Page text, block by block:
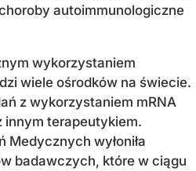
autoimmunologiczne
wykorzystaniem
wiele ośrodków na świecie.
z wykorzystaniem mRNA
innym terapeutykiem.
Medycznych wyłoniła
badawczych, które w ciągu